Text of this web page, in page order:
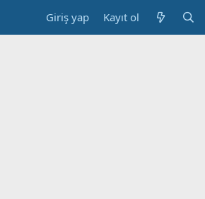
Giriş yap Kayıt ol